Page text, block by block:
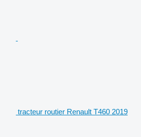
tracteur routier Renault T460 2019